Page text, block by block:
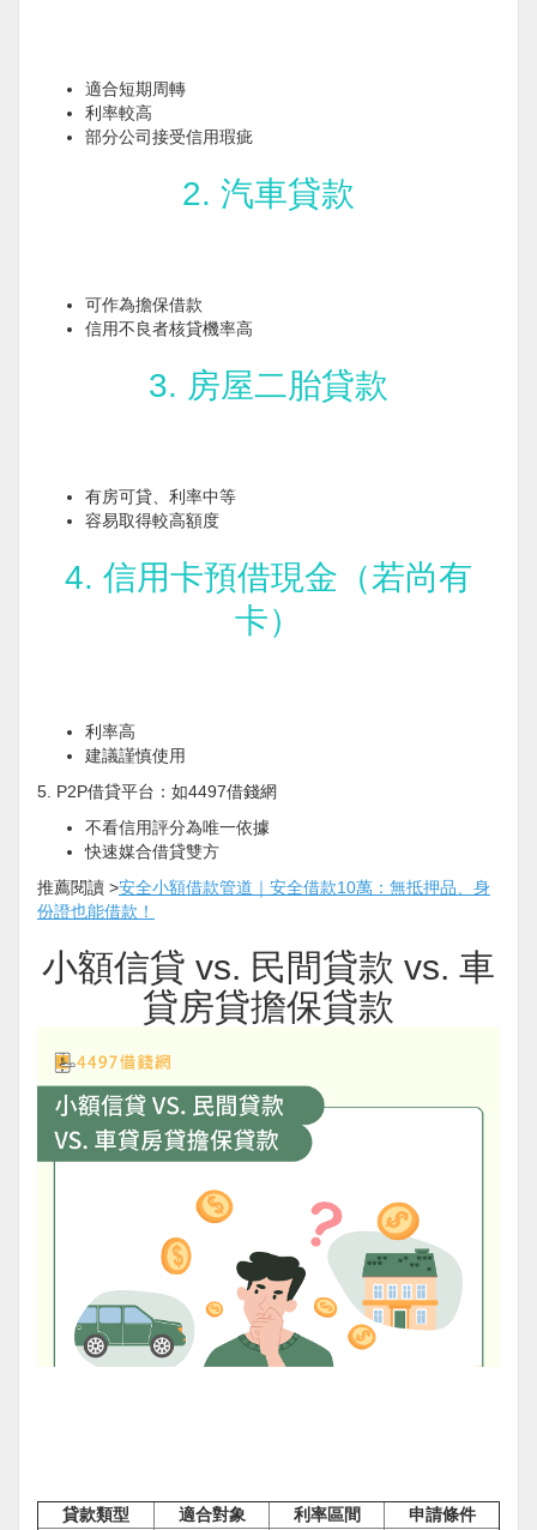
適合短期周轉
利率較高
部分公司接受信用瑕疵
2. 汽車貸款
可作為擔保借款
信用不良者核貸機率高
3. 房屋二胎貸款
有房可貸、利率中等
容易取得較高額度
4. 信用卡預借現金（若尚有
卡）
利率高
建議謹慎使用
5. P2P借貸平台：如4497借錢網
不看信用評分為唯一依據
快速媒合借貸雙方
推薦閱讀 >安全小額借款管道｜安全借款10萬：無抵押品、身
份證也能借款！
小額信貸 vs. 民間貸款 vs. 車
貸房貸擔保貸款
貸款類型 適合對象 利率區間
申請條件